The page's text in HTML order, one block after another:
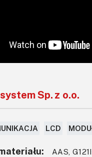
Sp. z o.o.
LCD
AAS,